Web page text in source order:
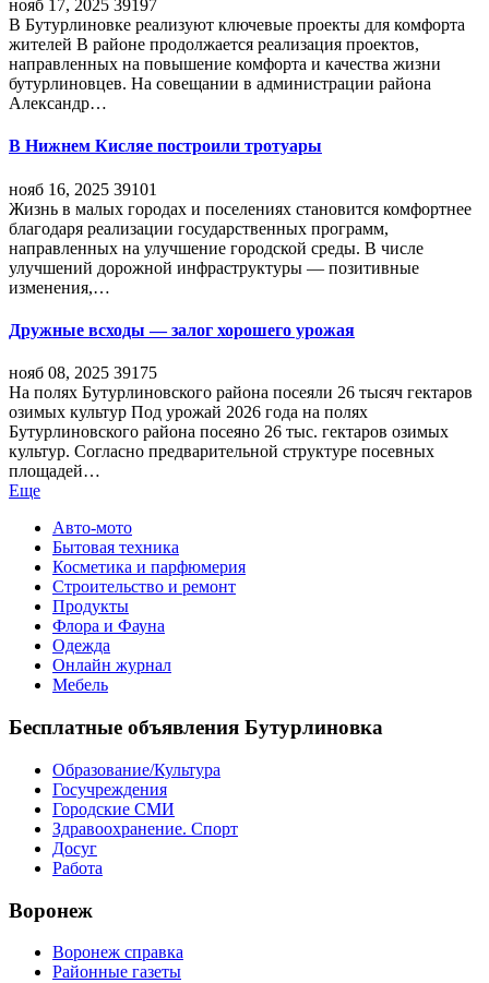
нояб 17, 2025 39197
В Бутурлиновке реализуют ключевые проекты для комфорта
жителей В районе продолжается реализация проектов,
направленных на повышение комфорта и качества жизни
бутурлиновцев. На совещании в администрации района
Александр…
В Нижнем Кисляе построили тротуары
нояб 16, 2025 39101
Жизнь в малых городах и поселениях становится комфортнее
благодаря реализации государственных программ,
направленных на улучшение городской среды. В числе
улучшений дорожной инфраструктуры — позитивные
изменения,…
Дружные всходы — залог хорошего урожая
нояб 08, 2025 39175
На полях Бутурлиновского района посеяли 26 тысяч гектаров
озимых культур Под урожай 2026 года на полях
Бутурлиновского района посеяно 26 тыс. гектаров озимых
культур. Согласно предварительной структуре посевных
площадей…
Еще
Авто-мото
Бытовая техника
Косметика и парфюмерия
Строительство и ремонт
Продукты
Флора и Фауна
Одежда
Онлайн журнал
Мебель
Бесплатные объявления Бутурлиновка
Образование/Культура
Госучреждения
Городские СМИ
Здравоохранение. Спорт
Досуг
Работа
Воронеж
Воронеж справка
Районные газеты